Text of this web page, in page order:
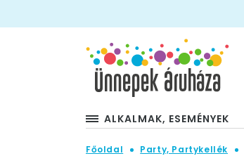
ALKALMAK, ESEMÉNYEK
Főoldal Party, Partykellék